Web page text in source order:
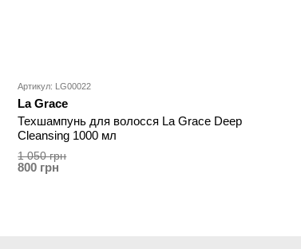
Артикул: LG00022
La Grace
Техшампунь для волосся La Grace Deep
Cleansing 1000 мл
1 050 грн
800 грн